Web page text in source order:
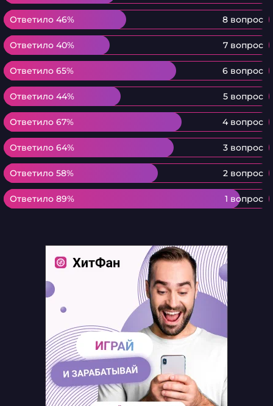
Ответило 46% 8 вопрос
Ответило 46%
Ответило 40% 7 вопрос
Ответило 40%
Ответило 65% 6 вопрос
Ответило 65%
Ответило 44% 5 вопрос
Ответило 44%
Ответило 67% 4 вопрос
Ответило 67%
Ответило 64% 3 вопрос
Ответило 64%
Ответило 58% 2 вопрос
Ответило 58%
Ответило 89% 1 вопрос
Ответило 89%